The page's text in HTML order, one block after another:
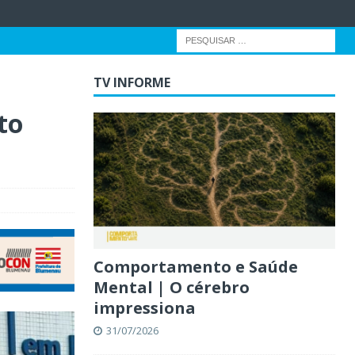
TV INFORME
Comportamento e Saúde
Mental | O cérebro
impressiona
31/07/2026